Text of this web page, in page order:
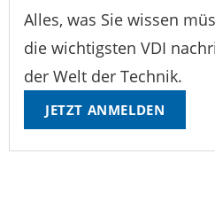
Alles, was Sie wissen
die wichtigsten VDI
der Welt der Technik.
JETZT ANMELDEN